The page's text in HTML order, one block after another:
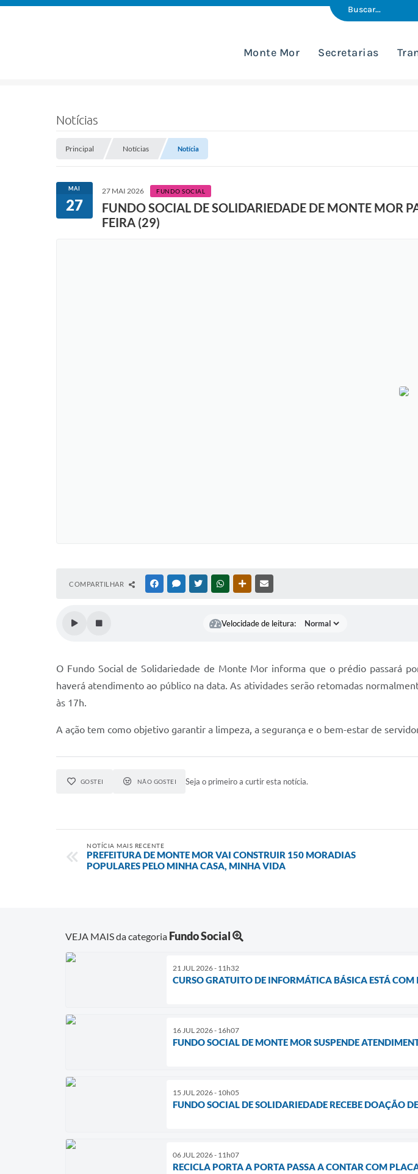
Monte Mor Secretarias
Notícias
Principal Notícias Notícia
MAI
27
27 MAI 2026 FUNDO SOCIAL
FUNDO SOCIAL DE SOLIDARIEDADE DE MONTE MOR
FEIRA (29)
COMPARTILHAR FACEBOOKMESSENGER
TWITTERWHATSAPPOUTRAS MÍDIAS
Velocidade de leitura:
O Fundo Social de Solidariedade de Monte Mor informa que o prédio passará
haverá atendimento ao público na data. As atividades serão retomadas
às 17h.
A ação tem como objetivo garantir a limpeza, a segurança e o bem-estar de
GOSTEI NÃO GOSTEI Seja o primeiro a curtir esta notícia.
NOTÍCIA MAIS RECENTE
PREFEITURA DE MONTE MOR VAI CONSTRUIR 150 MORADIAS
POPULARES PELO MINHA CASA, MINHA VIDA
VEJA MAIS da categoria Fundo Social
21 JUL 2026 - 11h32
CURSO GRATUITO DE INFORMÁTICA BÁSICA ESTÁ COM
16 JUL 2026 - 16h07
FUNDO SOCIAL DE MONTE MOR SUSPENDE
15 JUL 2026 - 10h05
FUNDO SOCIAL DE SOLIDARIEDADE RECEBE DOAÇÃO
06 JUL 2026 - 11h07
RECICLA PORTA A PORTA PASSA A CONTAR COM